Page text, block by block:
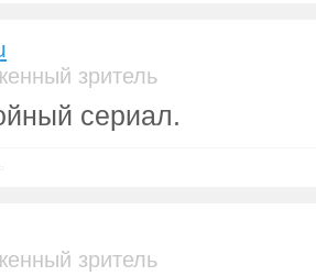
зритель
сериал.
зритель